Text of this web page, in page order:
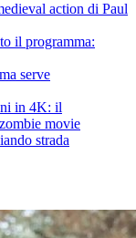
action di Paul
il programma:
serve
in 4K: il
movie
strada